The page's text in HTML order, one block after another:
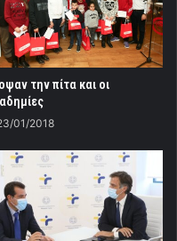
την πίτα και οι
01/2018